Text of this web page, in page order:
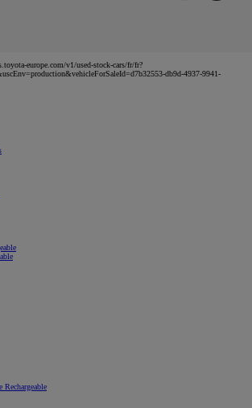
europe.com/v1/used-stock-cars/fr/fr?
db9d-4937-9941-